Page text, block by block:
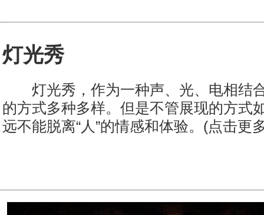
灯光秀
灯光秀，作为一种声、光、电相结
的方式多种多样。但是不管展现的方式
远不能脱离“人”的情感和体验。(点击